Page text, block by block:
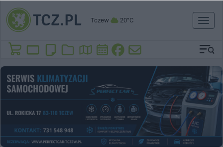
Tczew 20°C
Toggle